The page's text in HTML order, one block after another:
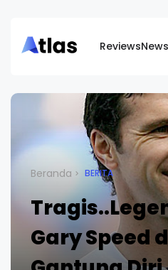
ReviewsNews
Beranda BERITA
Gary Speed